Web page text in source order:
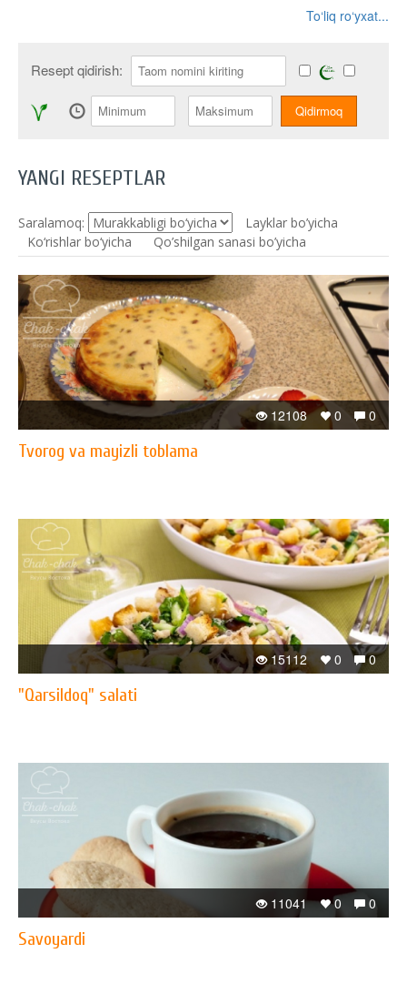
To‘liq ro‘yxat...
Resept qidirish:
YANGI RESEPTLAR
Saralamoq:
Layklar bo’yicha
Ko‘rishlar bo‘yicha
Qo’shilgan sanasi bo’yicha
0
0
12108
Tvorog va mayizli toblama
0
0
15112
"Qarsildoq" salati
0
0
11041
Savoyardi